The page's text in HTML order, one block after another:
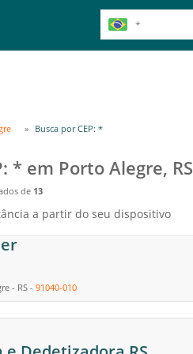
Busca por CEP: *
* em Porto Alegre, RS
de 13
a partir do seu dispositivo
- RS - 91040-010